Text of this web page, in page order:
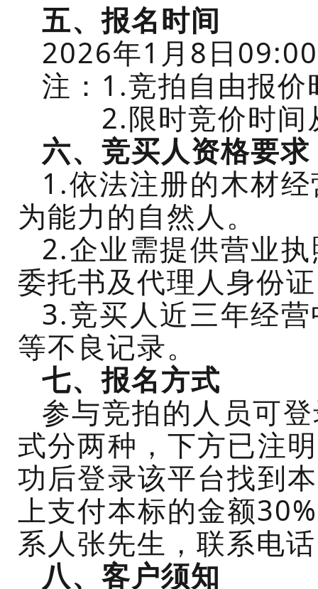
五、报名时间
2026年1月 8日
注： 1.竞拍自由报
2.限时竞价时间
六、竞买人资格要求
1.依法注册的木材
为能力的自然人。
2.企业需提供营业
委托书及代理人身份
3.竞买人近三年经
等不良记录。
七、报名方式
参与竞拍的人员可
式分两种，下方已注
功后登录该平台找到
上支付本标的金额
系人张先生 ， 联系电
八、客户须知